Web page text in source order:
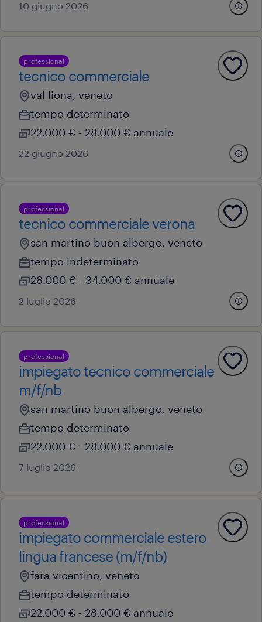
10 giugno 2026
professional
tecnico commerciale
val liona, veneto
tempo determinato
22.000 € - 28.000 € annuale
22 giugno 2026
professional
tecnico commerciale verona
san martino buon albergo, veneto
tempo indeterminato
28.000 € - 34.000 € annuale
2 luglio 2026
professional
impiegato tecnico commerciale
m/f/nb
san martino buon albergo, veneto
tempo determinato
22.000 € - 28.000 € annuale
7 luglio 2026
professional
impiegato commerciale estero
lingua francese (m/f/nb)
fara vicentino, veneto
tempo determinato
22.000 € - 28.000 € annuale